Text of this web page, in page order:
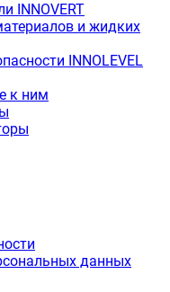
INNOVERT
и жидких
INNOLEVEL
к ним
данных